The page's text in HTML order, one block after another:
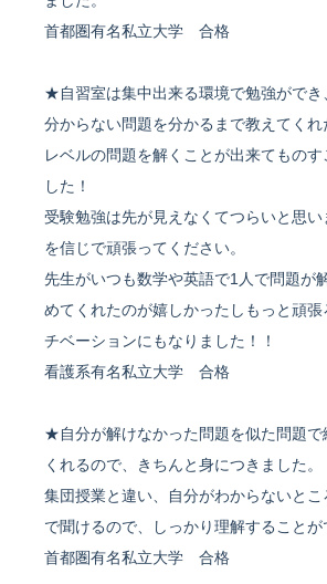
首都圏有名私立大学 合格
★自習室は集中出来る環境で勉強ができ
分からない問題を分かるまで教えてくれ
レベルの問題を解くことが出来てものす
した！
受験勉強は先が見えなくてつらいと思
を信じで頑張ってください。
先生がいつも数学や英語で1人で問題が
めてくれたのが嬉しかったしもっと頑
チベーションにもなりました！！
看護系有名私立大学 合格
★自分が解けなかった問題を似た問題で
くれるので、きちんと身につきました。
集団授業と違い、自分がわからないとこ
で聞けるので、しっかり理解することが
首都圏有名私立大学 合格